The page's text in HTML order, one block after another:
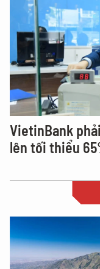
VietinBank
lên tối thiểu